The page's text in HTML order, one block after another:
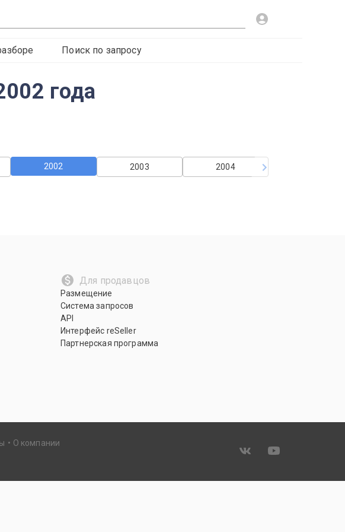
Поиск по запросу
года
2004
2003
2002
Для продавцов
Размещение
Система запросов
API
Интерфейс reSeller
Партнерская программа
О компании